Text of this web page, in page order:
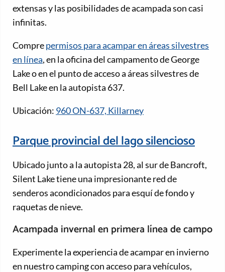
extensas y las posibilidades de acampada son casi
infinitas.
Comprepermisos para acampar en áreas silvestres
en línea, en la oficina del campamento de George
Lake o en el punto de acceso a áreas silvestres de
Bell Lake en la autopista 637.
Ubicación: 960 ON-637, Killarney
Parque provincial del lago silencioso
Ubicado junto a la autopista 28, al sur de Bancroft,
Silent Lake tiene una impresionante red de
senderos acondicionados para esquí de fondo y
raquetas de nieve.
Acampada invernal en primera línea de campo
Experimente la experiencia de acampar en invierno
en nuestro camping con acceso para vehículos,